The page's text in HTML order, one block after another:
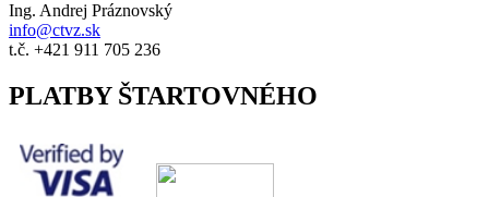
Ing. Andrej Práznovský
info@ctvz.sk
t.č. +421 911 705 236
PLATBY ŠTARTOVNÉHO